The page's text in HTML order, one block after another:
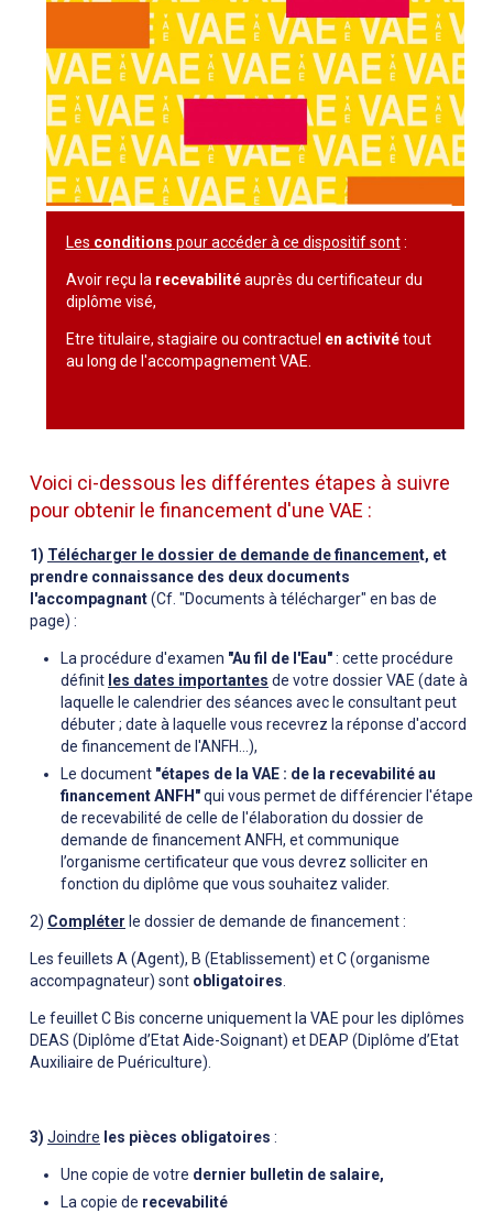
Les conditions pour accéder à ce dispositif sont:
Avoir reçu la recevabilitéauprès du certificateur du
diplôme visé,
Etre titulaire, stagiaire ou contractuel en activitétout
au long de l'accompagnement VAE.
Voici ci-dessous les différentes étapes à suivre
pour obtenir le financement d'une VAE :
1) Télécharger le dossier de demande de financement, et
prendre connaissance des deux documents
l'accompagnant(Cf. "Documents à télécharger" en bas de
page) :
La procédure d'examen "Au fil de l'Eau": cette procédure
définit les dates importantes de votre dossier VAE (date à
laquelle le calendrier des séances avec le consultant peut
débuter ; date à laquelle vous recevrez la réponse d'accord
de financement de l'ANFH...),
Le document "étapes de la VAE : de la recevabilité au
financement ANFH"qui vous permet de différencier l'étape
de recevabilité de celle de l'élaboration du dossier de
demande de financement ANFH, et communique
l’organisme certificateur que vous devrez solliciter en
fonction du diplôme que vous souhaitez valider.
2) Compléter le dossier de demande de financement :
Les feuillets A (Agent), B (Etablissement) et C (organisme
accompagnateur) sont obligatoires
Le feuillet C Bis concerne uniquement la VAE pour les diplômes
DEAS (Diplôme d’Etat Aide-Soignant) et DEAP (Diplôme d’Etat
Auxiliaire de Puériculture).
3) Joindre les pièces obligatoires :
Une copie de votre dernier bulletin de salaire,
La copie de recevabilité